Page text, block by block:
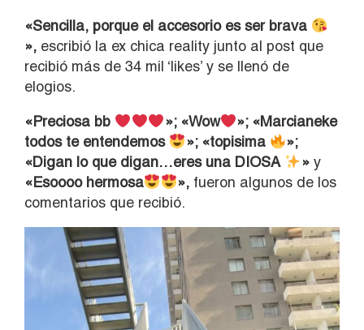
«Sencilla, porque el accesorio es ser brava
», escribió la ex chica reality junto al post que
recibió más de 34 mil ‘likes’ y se llenó de
elogios.
«Preciosa bb »; «Wow
»; «Marcianeke
todos te entendemos
»; «topisima
»;
«Digan lo que digan…eres una DIOSA
» y
«Esoooo hermosa
», fueron algunos de los
comentarios que recibió.